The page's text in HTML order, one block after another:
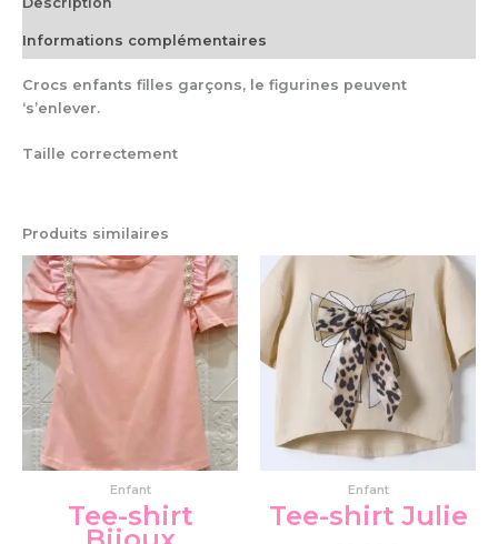
Informations complémentaires
Crocs enfants filles garçons, le figurines peuvent
‘s’enlever.
Taille correctement
Produits similaires
Enfant
Tee-shirt
Ce
produit
plusieurs
variations.
Les
options
peuvent
choisies
Enfant
Tee-shirt Julie